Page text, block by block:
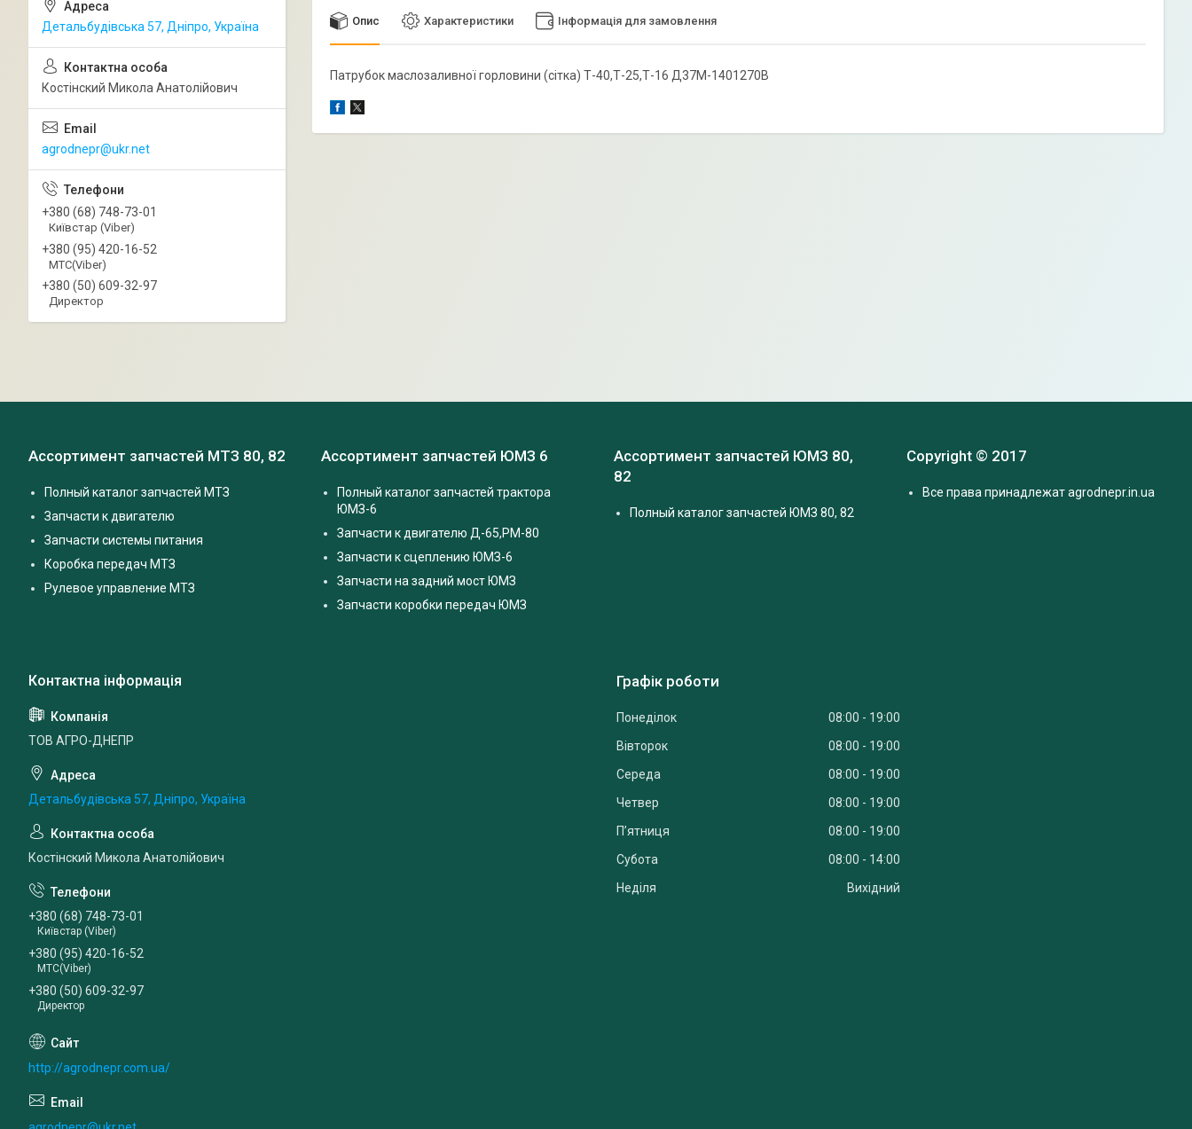
Опис Характеристики Інформація для замовлення
Патрубок маслозаливної горловини (сітка) Т-40,Т-25,Т-16 Д37М-1401270В
Детальбудівська 57, Дніпро, Україна
Костінский Микола Анатолійович
agrodnepr@ukr.net
+380 (68) 748-73-01
Київстар (Viber)
+380 (95) 420-16-52
МТС(Viber)
+380 (50) 609-32-97
Директор
Ассортимент запчастей МТЗ 80, 82
Полный каталог запчастей МТЗ
Запчасти к двигателю
Запчасти системы питания
Коробка передач МТЗ
Рулевое управление МТЗ
Ассортимент запчастей ЮМЗ 6
Полный каталог запчастей трактора
ЮМЗ-6
Запчасти к двигателю Д-65,РМ-80
Запчасти к сцеплению ЮМЗ-6
Запчасти на задний мост ЮМЗ
Запчасти коробки передач ЮМЗ
Ассортимент запчастей ЮМЗ 80,
82
Полный каталог запчастей ЮМЗ 80, 82
Copyright © 2017
Все права принадлежат agrodnepr.in.ua
ТОВ АГРО-ДНЕПР
Детальбудівська 57, Дніпро, Україна
Костінский Микола Анатолійович
+380 (68) 748-73-01
Київстар (Viber)
+380 (95) 420-16-52
МТС(Viber)
+380 (50) 609-32-97
Директор
http://agrodnepr.com.ua/
Графік роботи
Понеділок 08:00
19:00
Вівторок
08:00
19:00
Середа
08:00
19:00
Четвер
08:00
19:00
Пʼятниця
08:00
19:00
Субота
08:00
14:00
Неділя
Вихідний